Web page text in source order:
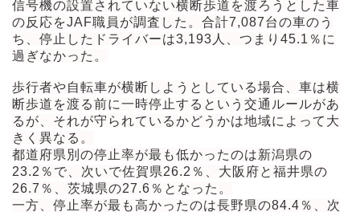
信号機の設置されていない横断歩道を渡ろうとした車
の反応をJAF職員が調査した。合計7,087台の車のう
ち、停止したドライバーは3,193人、つまり45.1％に
過ぎなかった。
歩行者や自転車が横断しようとしている場合、車は横
断歩道を渡る前に一時停止するという交通ルールがあ
るが、それが守られているかどうかは地域によって大
きく異なる。
都道府県別の停止率が最も低かったのは新潟県の
23.2％で、次いで佐賀県26.2％、大阪府と福井県の
26.7％、茨城県の27.6％となった。
一方、停止率が最も高かったのは長野県の84.4％、次